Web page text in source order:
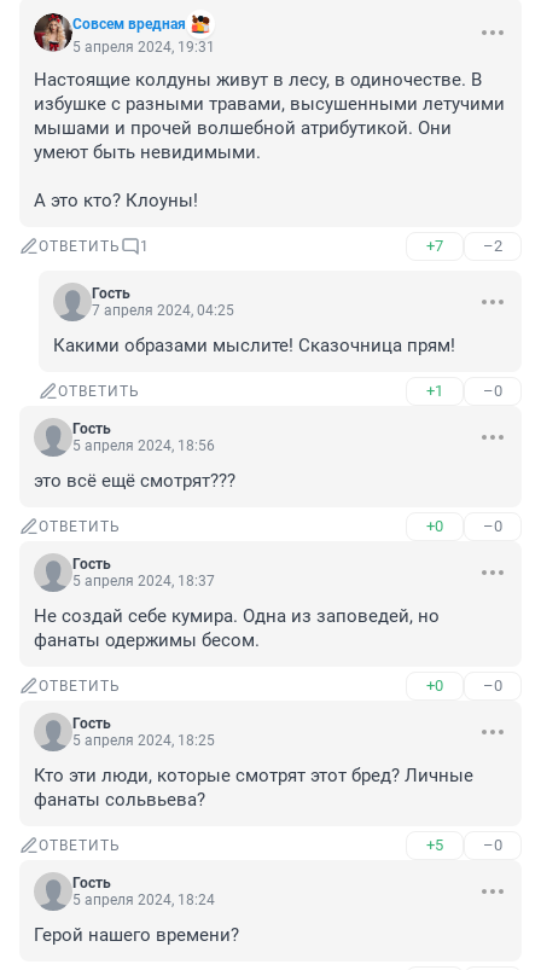
Совсем вредная
5 апреля 2024, 19:31
Настоящие колдуны живут в лесу, в одиночестве. В
избушке с разными травами, высушенными летучими
мышами и прочей волшебной атрибутикой. Они
умеют быть невидимыми.
А это кто? Клоуны!
ОТВЕТИТЬ 1 +7 –2
Гость
7 апреля 2024, 04:25
Какими образами мыслите! Сказочница прям!
ОТВЕТИТЬ +1 –0
Гость
5 апреля 2024, 18:56
это всё ещё смотрят???
ОТВЕТИТЬ +0 –0
Гость
5 апреля 2024, 18:37
Не создай себе кумира. Одна из заповедей, но
фанаты одержимы бесом.
ОТВЕТИТЬ +0 –0
Гость
5 апреля 2024, 18:25
Кто эти люди, которые смотрят этот бред? Личные
фанаты сольвьева?
ОТВЕТИТЬ +5 –0
Гость
5 апреля 2024, 18:24
Герой нашего времени?